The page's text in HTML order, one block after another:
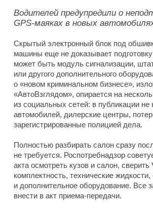
Водителей предупредили о
GPS-маяках в новых
Скрытый электронный блок под
машины еще не доказывает
может быть модуль сигнализации,
или другого дополнительного
о «новом криминальном бизнесе»,
«АвтоВзглядом», опирается на
из социальных сетей: в публикации не
автомобилей, дилерские центры,
зарегистрированные полицией дела.
Полностью разбирать салон сразу
не требуется. Роспотребнадзор
акта осмотреть кузов и салон, сверить
комплектность, технические
и дополнительное оборудование. Все
внести в акт приема-передачи.